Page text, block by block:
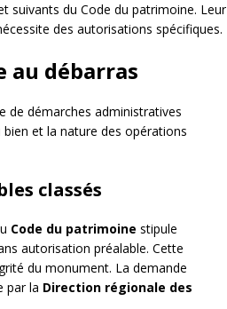
suivants du Code du patrimoine. Leur
des autorisations spécifiques.
au débarras
de démarches administratives
et la nature des opérations
classés
Code du patrimoine stipule
autorisation préalable. Cette
du monument. La demande
par la Direction régionale des